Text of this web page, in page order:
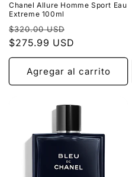
Chanel Allure Homme Sport Eau
Extreme 100ml
Precio
habitual
$320.00 USD
de
oferta
$275.99 USD
Agregar al carrito